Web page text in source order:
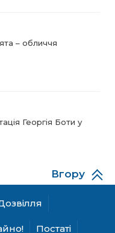
благодійності
про те, що і гріє, і
– обличчя
Георгія Боти у
хустка!
Постаті
Вгору